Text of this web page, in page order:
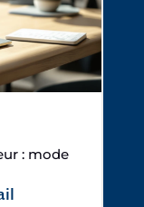
: mode